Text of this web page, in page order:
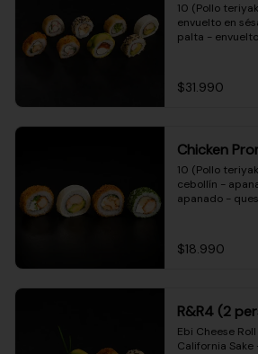
10 (Pollo
envuelto en
palta -
envuelto en
(Camarón -
teriyaki -
envuelto en
(Pimentón -
envuelto en
$31.990
Chicken
10 (Pollo
cebollín -
apanado -
ciboulette) 10
envuelto en
$18.990
R&R4 (2
Ebi Cheese
California Sake